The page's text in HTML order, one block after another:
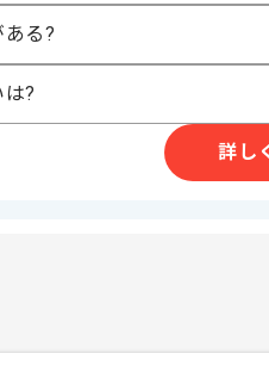
準時間
サイト
15日
る?
?
詳し